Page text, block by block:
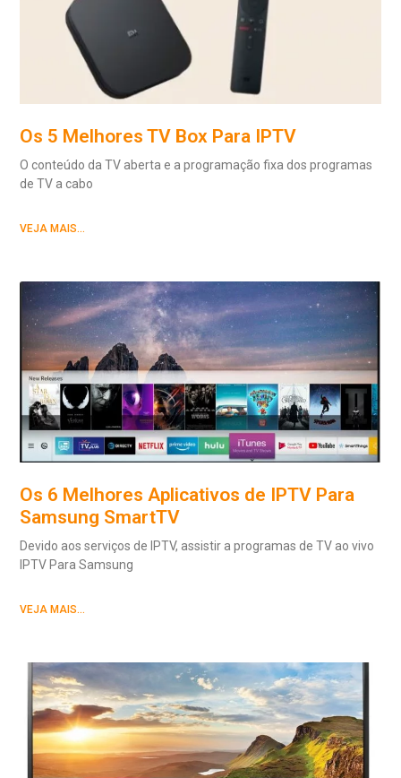
Os 5 Melhores TV Box Para IPTV
O conteúdo da TV aberta e a programação fixa dos programas
de TV a cabo
VEJA MAIS...
Os 6 Melhores Aplicativos de IPTV Para
Samsung SmartTV
Devido aos serviços de IPTV, assistir a programas de TV ao vivo
IPTV Para Samsung
VEJA MAIS...